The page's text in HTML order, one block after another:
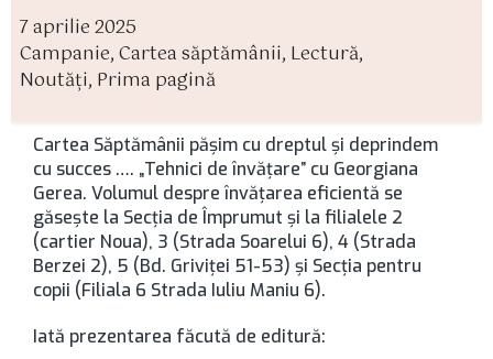
7 aprilie 2025
Campanie,Cartea săptămânii, Lectură,
Noutăți, Prima pagină
Cartea Săptămânii păşim cu dreptul şi deprindem
cu succes …. „Tehnici de învăţare” cu Georgiana
Gerea. Volumul despre învăţarea eficientă se
găseşte la Secţia de Împrumut şi la filialele 2
(cartier Noua), 3 (Strada Soarelui 6), 4 (Strada
Berzei 2), 5 (Bd. Griviţei 51-53) şi Secţia pentru
copii (Filiala 6 Strada Iuliu Maniu 6).
Iată prezentarea făcută de editură: